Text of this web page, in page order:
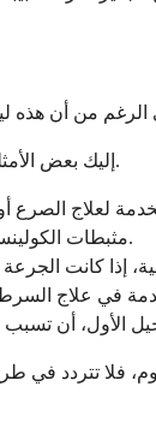
إليك بعض الأمثلة التي قد لا تظهر كثيرًا في المحادثات اليومية ولكنها لا تزال تلعب دورًا في اضطراب النوم.
مثبطات الكولينستراز الموصوفة لمرض الزهايمر يمكن أن تؤدي أحيانًا إلى الأرق أو الأحلام غير العادية.